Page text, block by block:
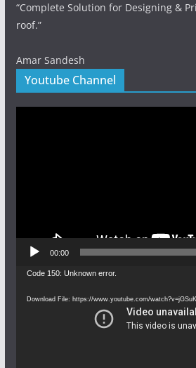
“Complete Solution for Designing &
roof.”
Amar Sandesh
Youtube Channel
00:00
Video
Code 150: Unknown error.
Download File: https://www.youtube.com/